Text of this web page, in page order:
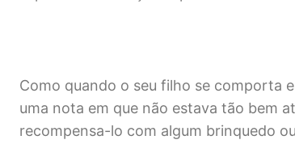
Como quando o seu filho se comporta
uma nota em que não estava tão bem
recompensa-lo com algum brinquedo